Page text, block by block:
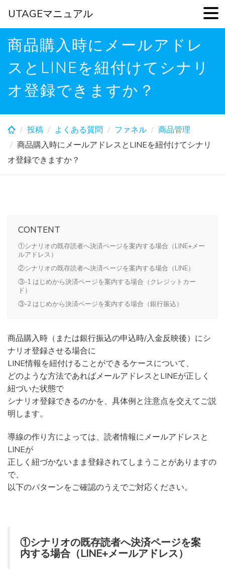
Skip
content
商品購入時にメールアドレ
スとLINEを紐付けてシナリ
オ登録できますか？
投稿 よくある質問 ファネル
商品管理
商品購入時にメールアドレスとLINEを紐付けてシナリ
オ登録できますか？
CONTENT
①シナリオの既存読者へ決済ページを案内する場合（LINE+メー
ルアドレス）
②シナリオの既存読者へ決済ページを案内する場合（LINE）
③-1 はじめから決済ページを案内する場合（クレジットカー
ド）
③-2 はじめから決済ページを案内する場合（銀行振込）
商品購入時（または銀行振込の申込時/入金反映後）にシ
ナリオ登録させる場合に
LINE情報を紐付けることができるケースについて、
どのような方法であればメールアドレスとLINEが正しく
紐づいた状態で
シナリオ登録できるのかを、具体例と注意点を交えてご説
明します。
導線の作り方によっては、読者情報にメールアドレスと
LINEが
正しく紐づかないまま登録されてしまうことがありますの
で、
以下のパターンをご確認のうえでご対応ください。
①シナリオの既存読者へ決済ページを案
内する場合（LINE+メールアドレス）
UTAGEマニュアル